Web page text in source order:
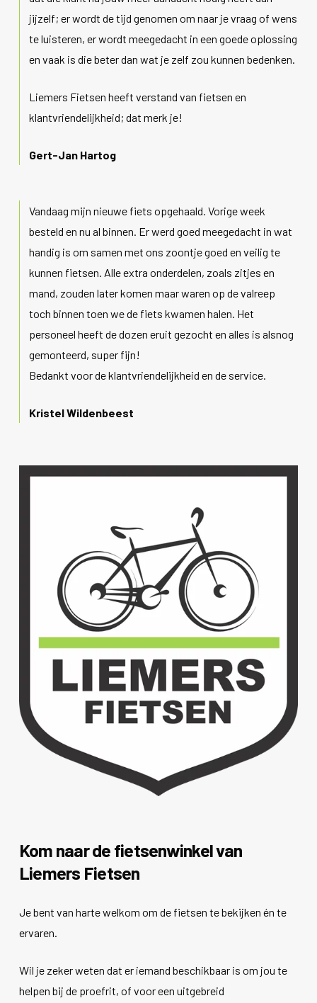
jijzelf; er wordt de tijd genomen om naar je vraag of wens
te luisteren, er wordt meegedacht in een goede oplossing
en vaak is die beter dan wat je zelf zou kunnen bedenken.
Liemers Fietsen heeft verstand van fietsen en
klantvriendelijkheid; dat merk je!
Gert-Jan Hartog
Vandaag mijn nieuwe fiets opgehaald. Vorige week
besteld en nu al binnen. Er werd goed meegedacht in wat
handig is om samen met ons zoontje goed en veilig te
kunnen fietsen. Alle extra onderdelen, zoals zitjes en
mand, zouden later komen maar waren op de valreep
toch binnen toen we de fiets kwamen halen. Het
personeel heeft de dozen eruit gezocht en alles is alsnog
gemonteerd, super fijn!
Bedankt voor de klantvriendelijkheid en de service.
Kristel Wildenbeest
Kom naar de fietsenwinkel van
Liemers Fietsen
Je bent van harte welkom om de fietsen te bekijken én te
ervaren.
Wil je zeker weten dat er iemand beschikbaar is om jou te
helpen bij de proefrit, of voor een uitgebreid